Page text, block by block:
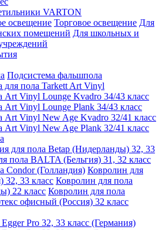
VARTON
освещение Торговое освещение Для
помещений Для школьных и
Подсистема фальшпола
для пола Tarkett Art Vinyl
Art Vinyl Lounge Kvadro 34/43 класс
Art Vinyl Lounge Plank 34/43 класс
Art Vinyl New Age Kvadro 32/41 класс
Art Vinyl New Age Plank 32/41 класс
для пола Betap (Нидерланды) 32, 33
пола BALTA (Бельгия) 31, 32 класс
Condor (Голландия) Ковролин для
32, 33 класс Ковролин для пола
22 класс Ковролин для пола
офисный (Россия) 32 класс
Pro 32, 33 класс (Германия)